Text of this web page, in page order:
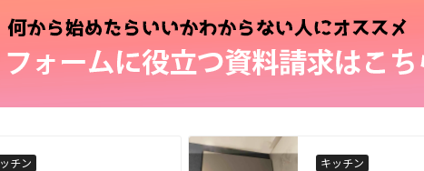
チン キッチン